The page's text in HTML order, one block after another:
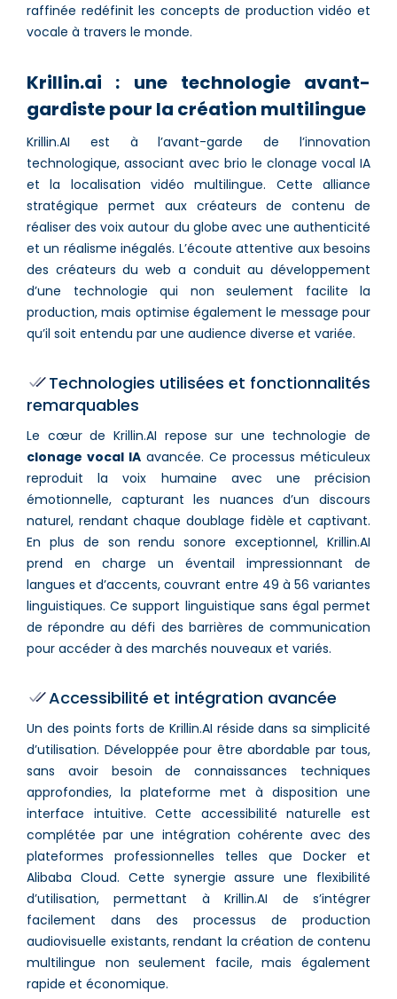
raffinée redéfinit les concepts de production vidéo et
vocale à travers le monde.
Krillin.ai : une technologie avant-
gardiste pour la création multilingue
Krillin.AI est à l’avant-garde de l’innovation
technologique, associant avec brio le clonage vocal IA
et la localisation vidéo multilingue. Cette alliance
stratégique permet aux créateurs de contenu de
réaliser des voix autour du globe avec une authenticité
et un réalisme inégalés. L’écoute attentive aux besoins
des créateurs du web a conduit au développement
d’une technologie qui non seulement facilite la
production, mais optimise également le message pour
qu’il soit entendu par une audience diverse et variée.
Technologies utilisées et fonctionnalités
remarquables
Le cœur de Krillin.AI repose sur une technologie de
clonage vocal IA avancée. Ce processus méticuleux
reproduit la voix humaine avec une précision
émotionnelle, capturant les nuances d’un discours
naturel, rendant chaque doublage fidèle et captivant.
En plus de son rendu sonore exceptionnel, Krillin.AI
prend en charge un éventail impressionnant de
langues et d’accents, couvrant entre 49 à 56 variantes
linguistiques. Ce support linguistique sans égal permet
de répondre au défi des barrières de communication
pour accéder à des marchés nouveaux et variés.
Accessibilité et intégration avancée
Un des points forts de Krillin.AI réside dans sa simplicité
d’utilisation. Développée pour être abordable par tous,
sans avoir besoin de connaissances techniques
approfondies, la plateforme met à disposition une
interface intuitive. Cette accessibilité naturelle est
complétée par une intégration cohérente avec des
plateformes professionnelles telles que Docker et
Alibaba Cloud. Cette synergie assure une flexibilité
d’utilisation, permettant à Krillin.AI de s’intégrer
facilement dans des processus de production
audiovisuelle existants, rendant la création de contenu
multilingue non seulement facile, mais également
rapide et économique.